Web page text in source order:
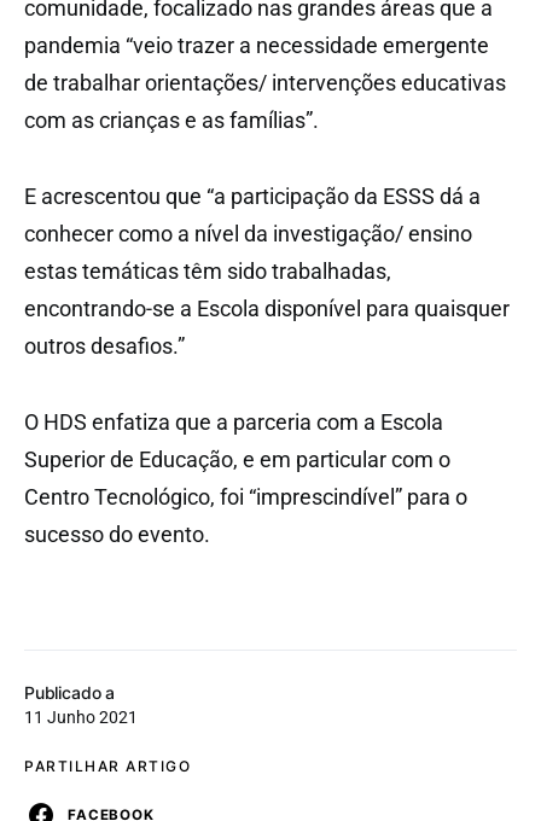
Publicado a
11 Junho 2021
PARTILHAR ARTIGO
FACEBOOK
comunidade, focalizado nas grandes áreas que a
pandemia “veio trazer a necessidade emergente
de trabalhar orientações/ intervenções educativas
com as crianças e as famílias”.
E acrescentou que “a participação da ESSS dá a
conhecer como a nível da investigação/ ensino
estas temáticas têm sido trabalhadas,
encontrando-se a Escola disponível para quaisquer
outros desafios.”
O HDS enfatiza que a parceria com a Escola
Superior de Educação, e em particular com o
Centro Tecnológico, foi “imprescindível” para o
sucesso do evento.